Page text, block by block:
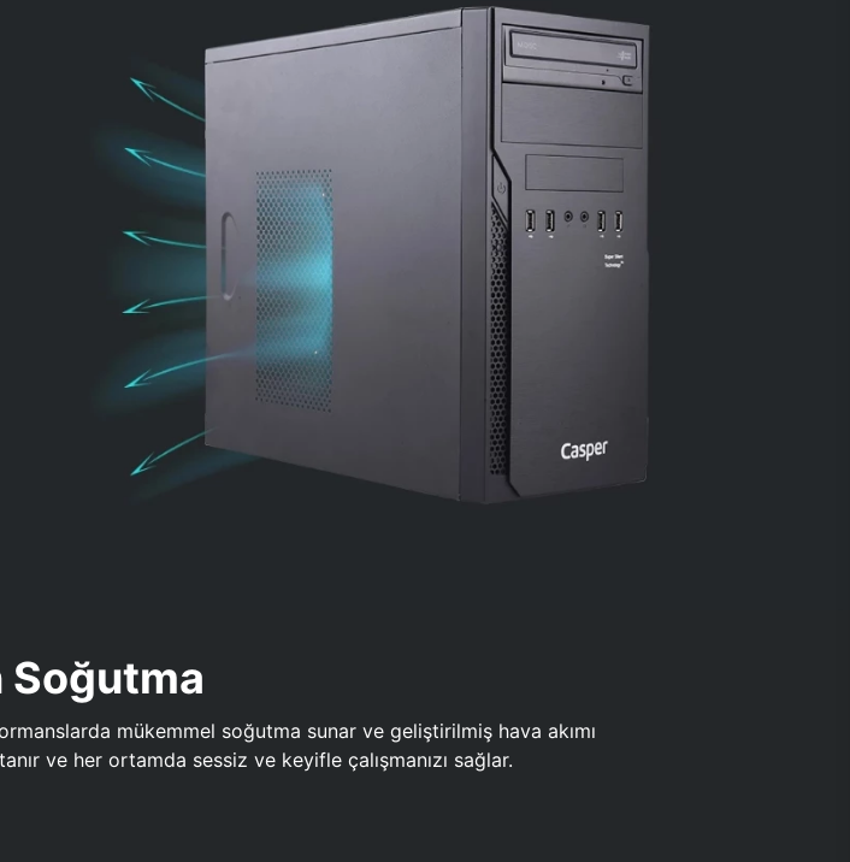
Soğutma
mükemmel soğutma sunar ve geliştirilmiş hava akımı
ve her ortamda sessiz ve keyifle çalışmanızı sağlar.